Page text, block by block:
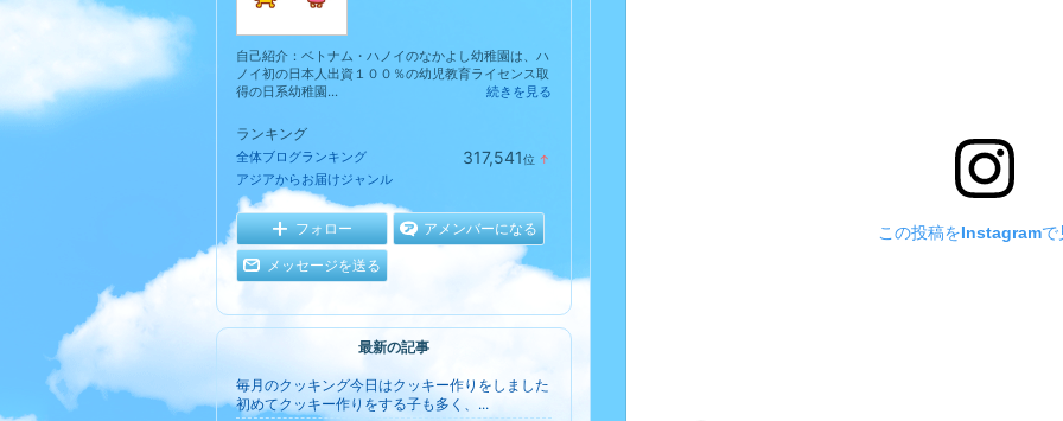
この投稿をInstagramで
自己紹介：ベトナム・ハノイのなかよし幼稚園は、ハ
ノイ初の日本人出資１００％の幼児教育ライセンス取
得の日系幼稚園...
続きを見る
ランキング
全体ブログランキング 317,541位 ↑
昇
アジアからお届けジャンル
フォロー アメンバーになる
メッセージを送る
最新の記事
毎月のクッキング今日はクッキー作りをしました
初めてクッキー作りをする子も多く、...